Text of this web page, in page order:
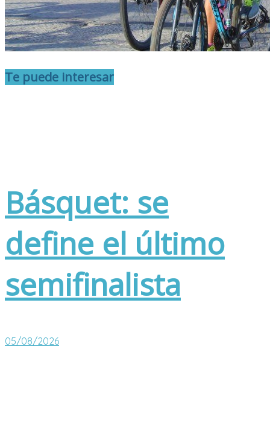
Te puede interesar
Básquet: se
define el último
semifinalista
05/08/2026